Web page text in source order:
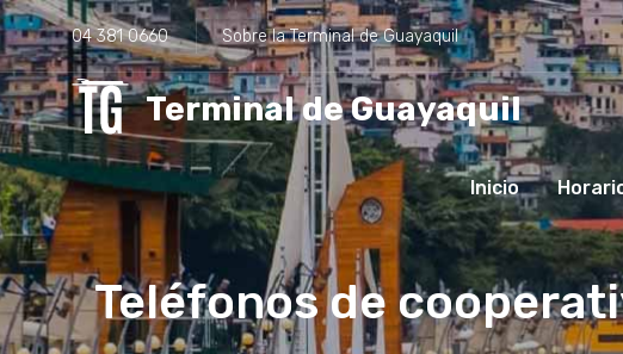
04 381 0660 Sobre la Terminal de Guayaquil
Terminal de Guayaquil
Inicio
Teléfonos de